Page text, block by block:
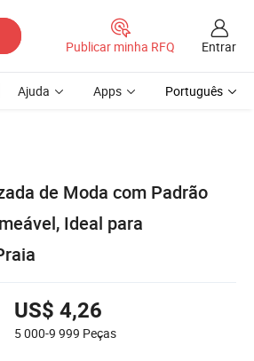
Publicar minha RFQ Entrar
Ajuda Apps Português
de Moda com Padrão
Ideal para
US$ 4,26
5 000-9 999 Peças